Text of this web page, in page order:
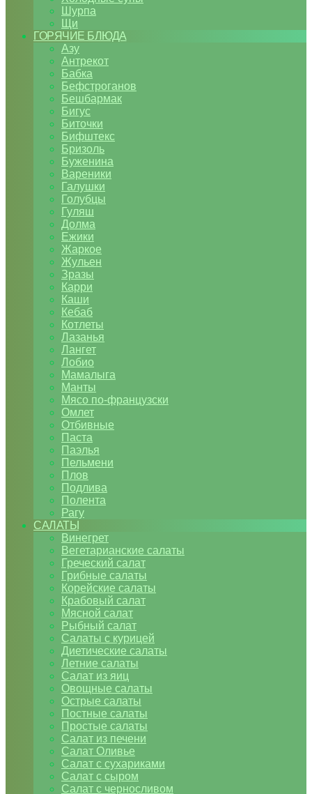
Шурпа
Щи
ГОРЯЧИЕ БЛЮДА
Азу
Антрекот
Бабка
Бефстроганов
Бешбармак
Бигус
Биточки
Бифштекс
Бризоль
Буженина
Вареники
Галушки
Голубцы
Гуляш
Долма
Ежики
Жаркое
Жульен
Зразы
Карри
Каши
Кебаб
Котлеты
Лазанья
Лангет
Лобио
Мамалыга
Манты
Мясо по-французски
Омлет
Отбивные
Паста
Паэлья
Пельмени
Плов
Подлива
Полента
Рагу
САЛАТЫ
Винегрет
Вегетарианские салаты
Греческий салат
Грибные салаты
Корейские салаты
Крабовый салат
Мясной салат
Рыбный салат
Салаты с курицей
Диетические салаты
Летние салаты
Салат из яиц
Овощные салаты
Острые салаты
Постные салаты
Простые салаты
Салат из печени
Салат Оливье
Салат с сухариками
Салат с сыром
Салат с черносливом